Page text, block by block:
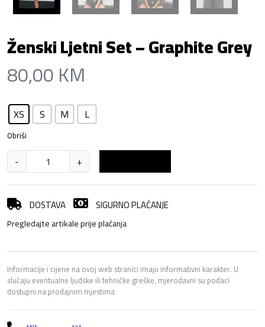
Ženski Ljetni Set – Graphite Grey
80,00KM
XS S M L
Obriši
-
Ž
e
n
s
k
i
j
e
t
n
i
+
DOSTAVA SIGURNO PLAĆANJE
Pregledajte artikale prije plaćanja
Informacije i cijene na ovoj web stranici imaju informativni karakter. U
slučaju eventualne ljudske ili tehničke greške, mjerodavni su podaci
dostupni na prodajnim mjestima